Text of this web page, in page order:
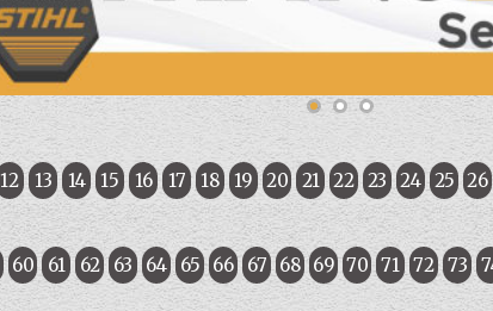
12 13 14 15 16 17 18 19 20 21 22 23 24 25 26
60 61 62 63 64 65 66 67 68 69 70 71 72 73